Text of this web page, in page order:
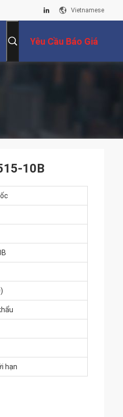
Vietnamese
Yêu Cầu Báo Giá
10B
hạn